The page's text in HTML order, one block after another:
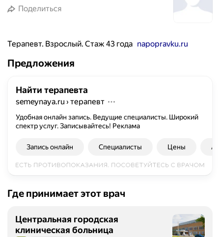
Поделиться
Терапевт. Взрослый. Стаж 43 года napopravku.ru
Предложения
Найти терапевта
semeynaya.ru › терапевт
Удобная онлайн запись. Ведущие специалисты. Широкий
спектр услуг. Записывайтесь! Реклама
Запись онлайн Специалисты Цены
Где принимает этот врач
Центральная городская
клиническая больница